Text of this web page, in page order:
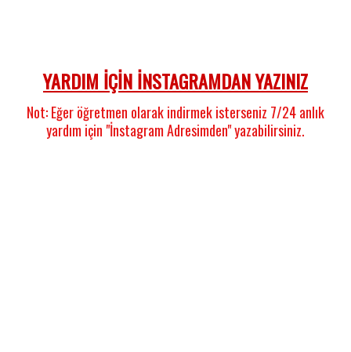
YARDIM İÇİN İNSTAGRAMDAN YAZINIZ
Not: Eğer öğretmen olarak indirmek isterseniz 7/24 anlık
yardım için "İnstagram Adresimden" yazabilirsiniz.